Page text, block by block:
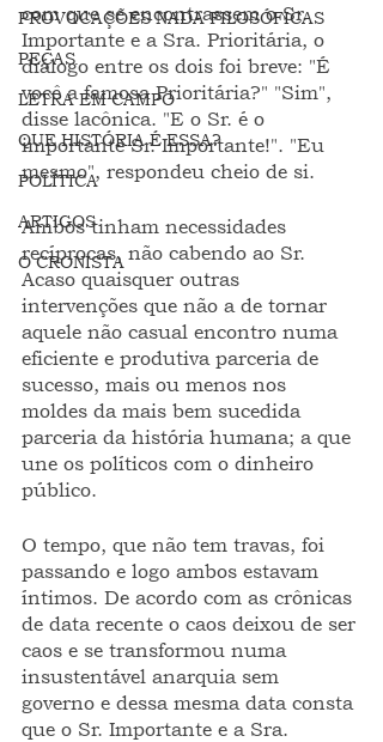
PROVOCAÇÕES NADA FILOSÓFICAS
PEÇAS
LETRA EM CAMPO
QUE HISTÓRIA É ESSA?
POLÍTICA
ARTIGOS
O CRONISTA
com que se encontrassem o Sr.
Importante e a Sra. Prioritária, o
diálogo entre os dois foi breve: "É
você a famosa Prioritária?" "Sim",
disse lacônica. "E o Sr. é o
importante Sr. Importante!". "Eu
mesmo", respondeu cheio de si.
Ambos tinham necessidades
recíprocas, não cabendo ao Sr.
Acaso quaisquer outras
intervenções que não a de tornar
aquele não casual encontro numa
eficiente e produtiva parceria de
sucesso, mais ou menos nos
moldes da mais bem sucedida
parceria da história humana; a que
une os políticos com o dinheiro
público.
O tempo, que não tem travas, foi
passando e logo ambos estavam
íntimos. De acordo com as crônicas
de data recente o caos deixou de ser
caos e se transformou numa
insustentável anarquia sem
governo e dessa mesma data consta
que o Sr. Importante e a Sra.